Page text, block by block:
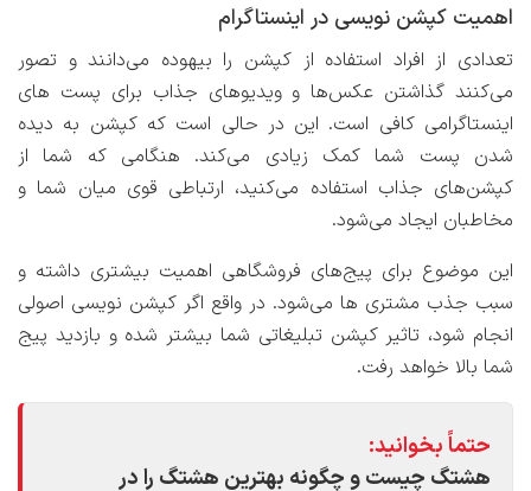
اهمیت کپشن نویسی در اینستاگرام
تعدادی از افراد استفاده از کپشن را بیهوده می‌دانند و تصور
می‌کنند گذاشتن عکس‌ها و ویدیوهای جذاب برای پست های
اینستاگرامی کافی است. این در حالی است که کپشن به دیده
شدن پست شما کمک زیادی می‌کند. هنگامی که شما از
کپشن‌های جذاب استفاده می‌کنید، ارتباطی قوی میان شما و
مخاطبان ایجاد می‌شود.
این موضوع برای پیج‌های فروشگاهی اهمیت بیشتری داشته و
سبب جذب مشتری ها می‌شود. در واقع اگر کپشن نویسی اصولی
انجام شود، تاثیر کپشن تبلیغاتی شما بیشتر شده و بازدید پیج
شما بالا خواهد رفت.
حتماً بخوانید:
هشتگ چیست و چگونه بهترین هشتگ را در